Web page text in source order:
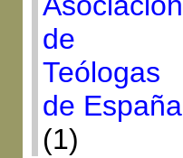
de
Teólogas
de España
(1)